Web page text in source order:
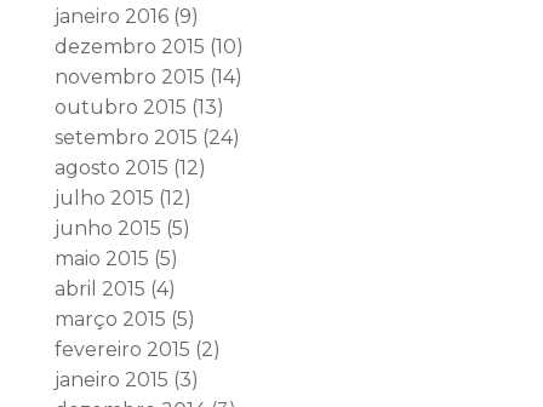
janeiro 2016(9)
dezembro 2015 (10)
novembro 2015 (14)
outubro 2015 (13)
setembro 2015 (24)
agosto 2015 (12)
julho 2015 (12)
junho 2015 (5)
maio 2015 (5)
abril 2015 (4)
março 2015 (5)
fevereiro 2015 (2)
janeiro 2015 (3)